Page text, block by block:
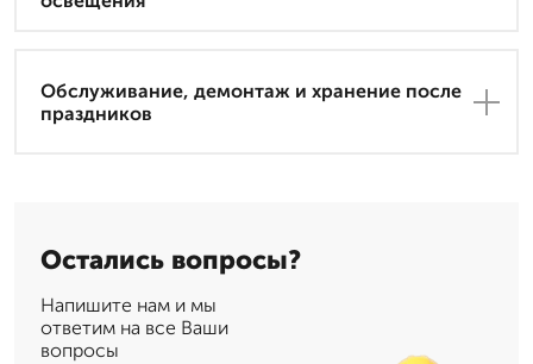
Обслуживание, демонтаж и хранение после
праздников
Остались вопросы?
Напишите нам и мы
ответим на все Ваши
вопросы